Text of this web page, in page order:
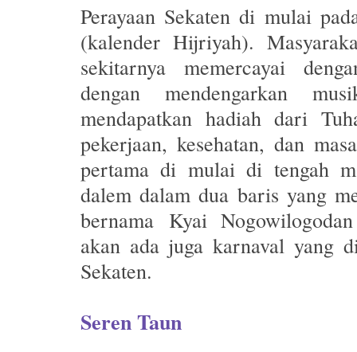
Perayaan Sekaten di mulai
(kalender Hijriyah).
sekitarnya memercayai
dengan mendengarkan
mendapatkan hadiah dari
pekerjaan, kesehatan, dan
pertama di mulai di tengah
dalem dalam dua baris yang
bernama Kyai Nogowilogo
akan ada juga karnaval yang
Sekaten.
Seren Taun